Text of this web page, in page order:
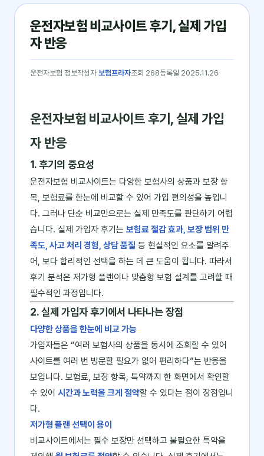
운전자보험 비교사이트 후기, 실제 가입
자 반응
운전자보험 정보작성자 보험프라자조회 268등록일 2025.11.26
운전자보험 비교사이트 후기, 실제 가입
자 반응
1. 후기의 중요성
운전자보험 비교사이트는 다양한 보험사의 상품과 보장 항
목, 보험료를 한눈에 비교할 수 있어 가입 편의성을 높입니
다. 그러나 단순 비교만으로는 실제 만족도를 판단하기 어렵
습니다. 실제 가입자 후기는 보험료 절감 효과, 보장 범위 만
족도, 사고 처리 경험, 상담 품질 등 현실적인 요소를 알려주
어, 보다 합리적인 선택을 하는 데 큰 도움이 됩니다. 따라서
후기 분석은 저가형 플랜이나 맞춤형 보험 설계를 고려할 때
필수적인 과정입니다.
2. 실제 가입자 후기에서 나타나는 장점
다양한 상품을 한눈에 비교 가능
가입자들은 “여러 보험사의 상품을 동시에 조회할 수 있어
사이트를 여러 번 방문할 필요가 없어 편리하다”는 반응을
보입니다. 보험료, 보장 항목, 특약까지 한 화면에서 확인할
수 있어 시간과 노력을 크게 절약할 수 있다는 점이 장점입니
다.
저가형 플랜 선택이 용이
비교사이트에서는 필수 보장만 선택하고 불필요한 특약을